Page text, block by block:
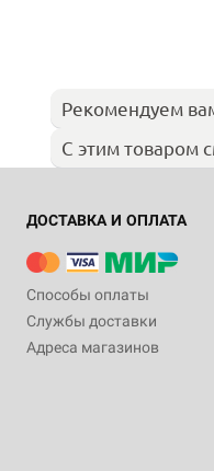
Рекомендуем
С этим товаром
ДОСТАВКА И ОПЛАТА
Способы оплаты
Службы доставки
Адреса магазинов